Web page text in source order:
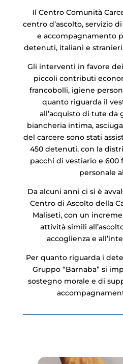
Il Centro Comunità
centro d’ascolto, servizio
e accompagnamento
detenuti, italiani e
Gli interventi in favore
piccoli contributi
francobolli, igiene
quanto riguarda il
all’acquisto di tute da
biancheria intima,
del carcere sono stati
450 detenuti, con la
pacchi di vestiario e 600
personale
Da alcuni anni ci si è
Centro di Ascolto della
Maliseti, con un
attività simili
accoglienza e
Per quanto riguarda i
Gruppo “Barnaba” si
sostegno morale e di